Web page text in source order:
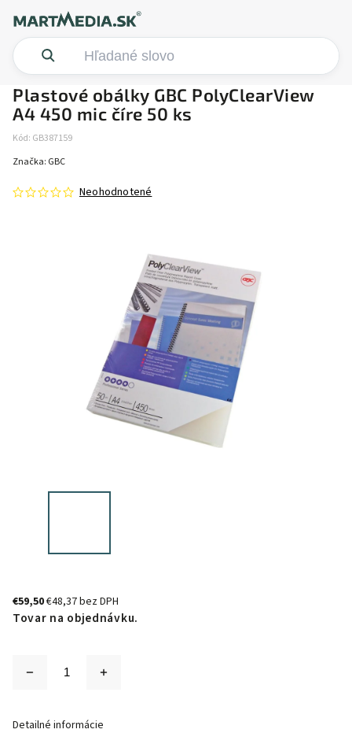
Plastové obálky GBC PolyClearView
A4 450 mic číre 50 ks
Kód: GB387159
Neohodnotené
Značka: GBC
€59,50€48,37 bez DPH
Tovar na objednávku.
Detailné informácie